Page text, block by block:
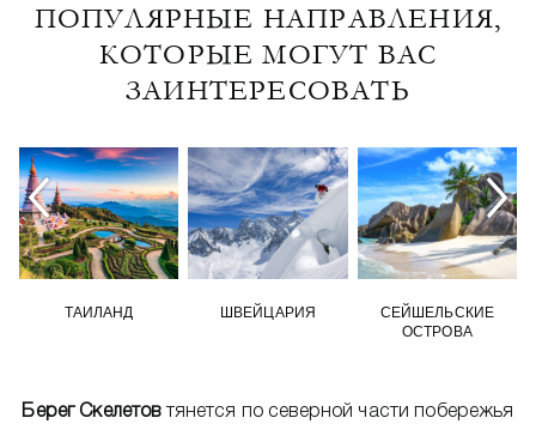
ПОПУЛЯРНЫЕ НАПРАВЛЕНИЯ,
КОТОРЫЕ МОГУТ ВАС
ЗАИНТЕРЕСОВАТЬ
ТАИЛАНД ШВЕЙЦАРИЯ
СЕЙШЕЛЬСКИЕ
ОСТРОВА
Берег Скелетовтянется по северной части побережья